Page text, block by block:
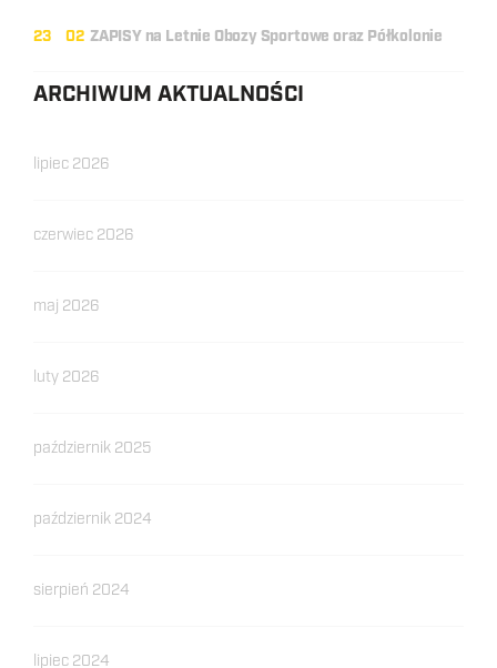
23 02 ZAPISY na Letnie Obozy Sportowe oraz Półkolonie
ARCHIWUM AKTUALNOŚCI
lipiec 2026
czerwiec 2026
maj 2026
luty 2026
październik 2025
październik 2024
sierpień 2024
lipiec 2024